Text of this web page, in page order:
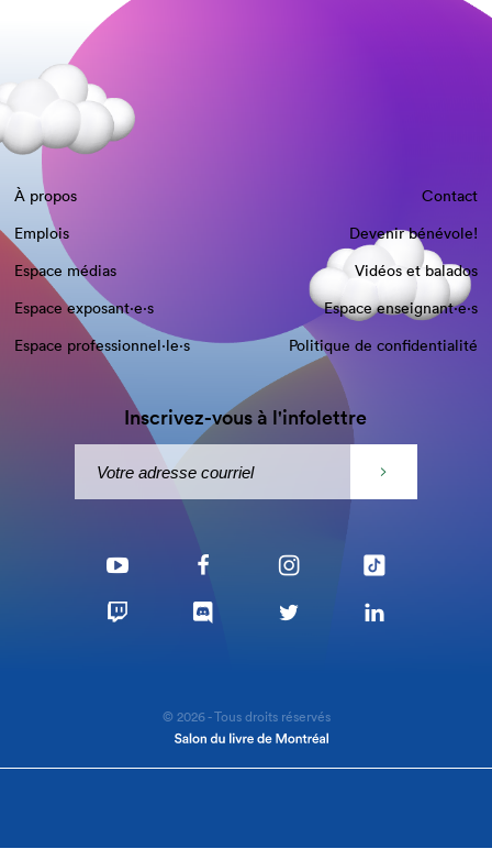
À propos
Contact
Emplois
Devenir bénévole!
Espace médias
Vidéos et balados
Espace exposant·e⋅s
Espace enseignant·e⋅s
Espace professionnel·le⋅s
Politique de confidentialité
Inscrivez-vous à l'infolettre
© 2026 - Tous droits réservés